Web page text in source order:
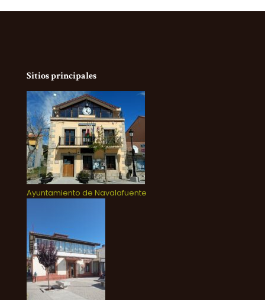
Sitios principales
Ayuntamiento de Navalafuente